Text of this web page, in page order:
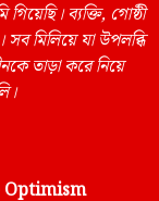
গিয়েছি। ব্যক্তি, গোষ্ঠী
সব মিলিয়ে যা উপলব্ধি
তাড়া করে নিয়ে